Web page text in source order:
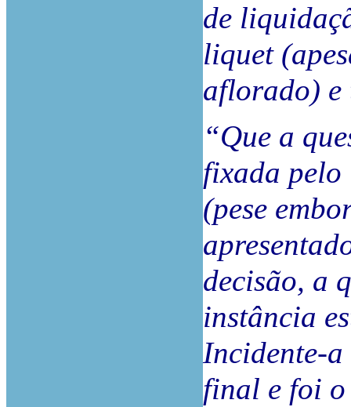
de
liquet
aflorado)
“Que a
fixada pelo
(pese
decisão, a
instância
Incidente-a
final e foi